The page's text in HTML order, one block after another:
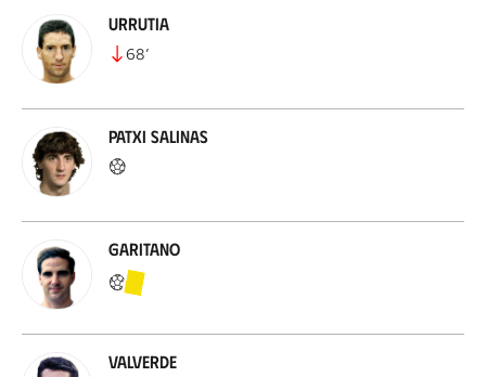
Urrutia
68’
Patxi Salinas
Garitano
Valverde